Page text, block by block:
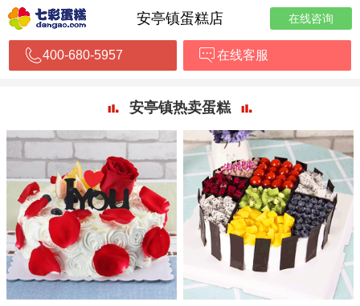
安亭镇蛋糕店 在线咨询
400-680-5957 在线客服
安亭镇热卖蛋糕